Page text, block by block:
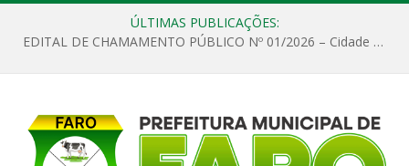
ÚLTIMAS PUBLICAÇÕES:
EDITAL DE CHAMAMENTO PÚBLICO Nº 01/2026 – Cidade de Faro